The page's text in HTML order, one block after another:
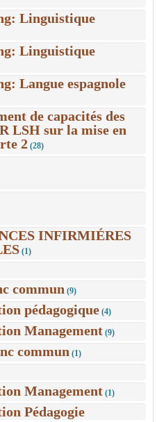
Linguistique
Linguistique
Langue espagnole
de capacités des
LSH sur la mise en
2 (28)
INFIRMIÉRES
(1)
commun (9)
pédagogique (4)
Management (9)
commun (1)
Management (1)
Pédagogie